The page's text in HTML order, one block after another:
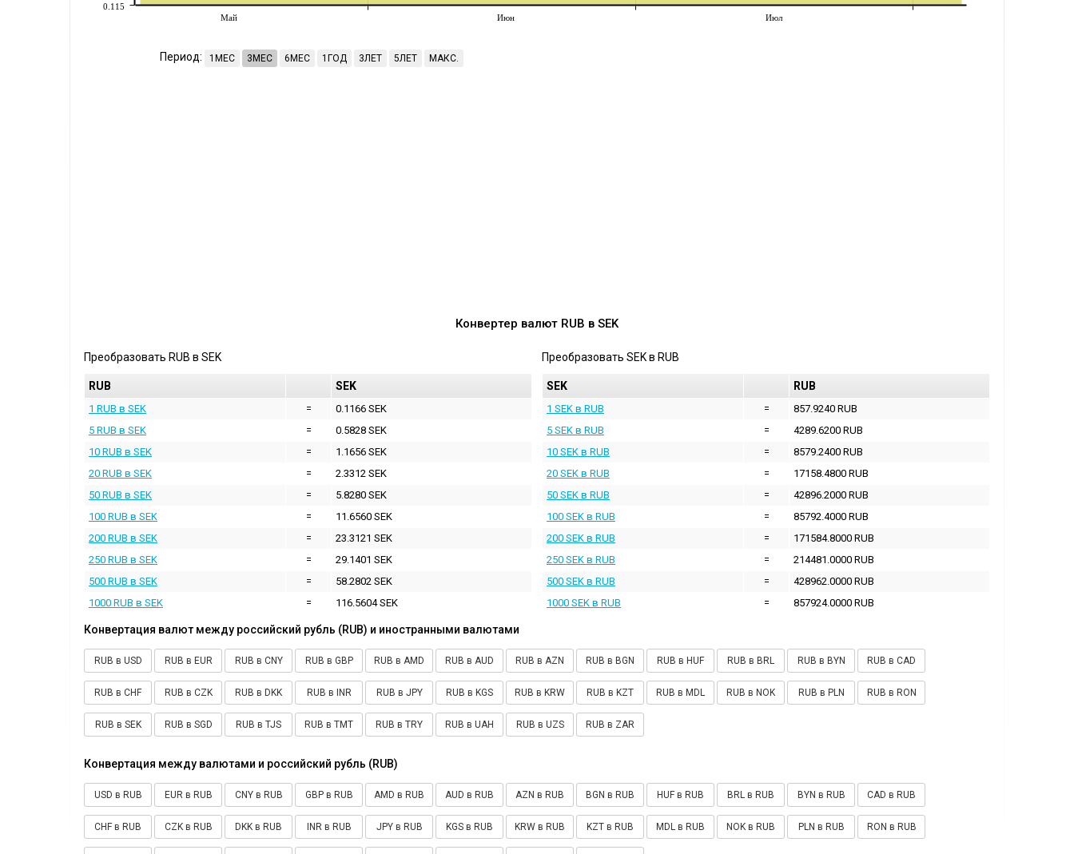
Май Июн Июл
0.115
Период: 1МЕС 3МЕС 6МЕС 1ГОД 3ЛЕТ 5ЛЕТ МАКС.
Конвертер валют RUB в SEK
Преобразовать RUB в SEK
RUB SEK
1 RUB в SEK =
0.1166 SEK
5 RUB в SEK
=
0.5828 SEK
10 RUB в SEK
=
1.1656 SEK
20 RUB в SEK
=
2.3312 SEK
50 RUB в SEK
=
5.8280 SEK
100 RUB в SEK
=
11.6560 SEK
200 RUB в SEK
=
23.3121 SEK
250 RUB в SEK
=
29.1401 SEK
500 RUB в SEK
=
58.2802 SEK
1000 RUB в SEK
= 116.5604 SEK
Преобразовать SEKв RUB
SEK RUB
1 SEK в RUB =
857.9240 RUB
5 SEK в RUB
=
4289.6200 RUB
10 SEK в RUB
=
8579.2400 RUB
20 SEK в RUB
=
17158.4800 RUB
50 SEK в RUB
=
42896.2000 RUB
100 SEK в RUB
=
85792.4000 RUB
200 SEK в RUB
=
171584.8000 RUB
250 SEK в RUB
=
214481.0000 RUB
500 SEK в RUB
=
428962.0000 RUB
1000 SEK в RUB
= 857924.0000 RUB
Конвертация валют между российский рубль (RUB) и иностранными валютами
RUB в USD RUB в EUR RUB в CNY RUB в GBP RUB в AMD RUB в AUD RUB в AZN RUB в BGN RUB в HUF RUB в BRL RUB в BYN RUB в CAD
RUB в CHF RUB в CZK RUB в DKK RUB в INR RUB в JPY RUB в KGS RUB в KRW RUB в KZT RUB в MDL RUB в NOK RUB в PLN RUB в RON
RUB в SEK RUB в SGD RUB в TJS RUB в TMT RUB в TRY RUB в UAH RUB в UZS RUB в ZAR
Конвертация между валютами и российский рубль (RUB)
USD в RUB EUR в RUB CNY в RUB GBP в RUB AMD в RUB AUD в RUB AZN в RUB BGN в RUB HUF в RUB BRL в RUB BYN в RUB CAD в RUB
CHF в RUB CZK в RUB DKK в RUB INR в RUB JPY в RUB KGS в RUB KRW в RUB KZT в RUB MDL в RUB NOK в RUB PLN в RUB RON в RUB